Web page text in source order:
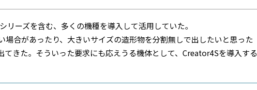
ーズを含む、多くの機種を導入して活用していた。
場合があったり、大きいサイズの造形物を分割無しで出したいと思った
てきた。そういった要求にも応えうる機体として、Creator4Sを導入する